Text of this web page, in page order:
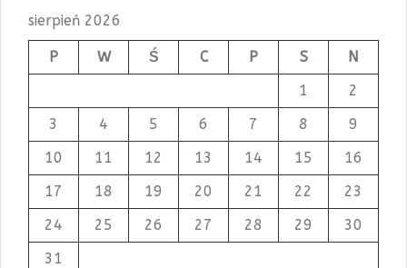
sierpień 2026
P W Ś C P S
N
1
2
3
4 5 6 7 8
9
10
11 12 13 14 15
16
17
18 19 20 21 22
23
24
25 26 27 28 29
30
31